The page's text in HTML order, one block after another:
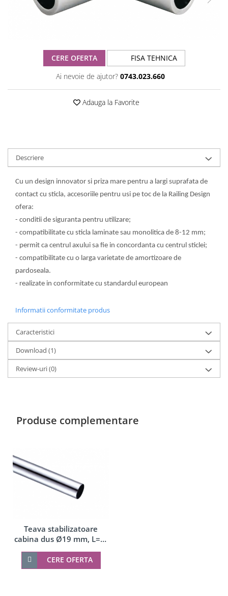
CERE OFERTA
FISA TEHNICA
Ai nevoie de ajutor? 0743.023.660
Adauga la Favorite
Descriere
Cu un design innovator si priza mare pentru a largi suprafata de
contact cu sticla, accesoriile pentru usi pe toc de la Railing Design
ofera:
- conditii de siguranta pentru utilizare;
- compatibilitate cu sticla laminate sau monolitica de 8-12 mm;
- permit ca centrul axului sa fie in concordanta cu centrul sticlei;
- compatibilitate cu o larga varietate de amortizoare de
pardoseala.
- realizate in conformitate cu standardul european
Informatii conformitate produs
Caracteristici
Download (1)
Review-uri(0)
Produse complementare
Teava stabilizatoare
cabina dus Ø19 mm, L=1-
CERE OFERTA